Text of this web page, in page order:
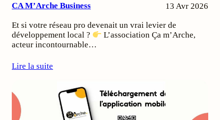
CA M’Arche Business 13 Avr 2026
Et si votre réseau pro devenait un vrai levier de
développement local ?
L’association Ça m’Arche,
acteur incontournable…
Lire la suite